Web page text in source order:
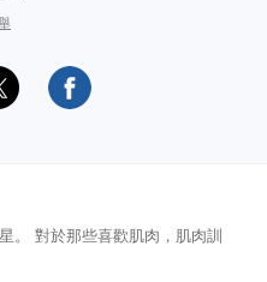
。 對於那些喜歡肌肉，肌肉訓